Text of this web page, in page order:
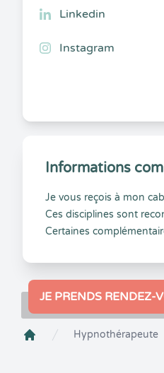
Linkedin
Instagram
Informations
​Je vous reçois à mon
Ces disciplines sont
Certaines
JE PRENDS RENDEZ-
Hypnothérapeute